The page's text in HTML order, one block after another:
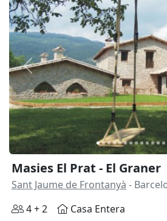
Anterior
Masies El Prat - El Graner
Sant Jaume de Frontanyà -
4 + 2
Casa Entera